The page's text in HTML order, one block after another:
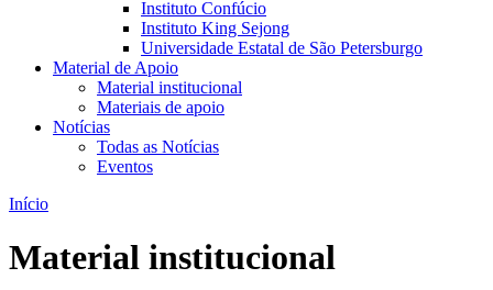
Instituto Confúcio
Instituto King Sejong
Universidade Estatal de São Petersburgo
Material de Apoio
Material institucional
Materiais de apoio
Notícias
Todas as Notícias
Eventos
Início
Material institucional